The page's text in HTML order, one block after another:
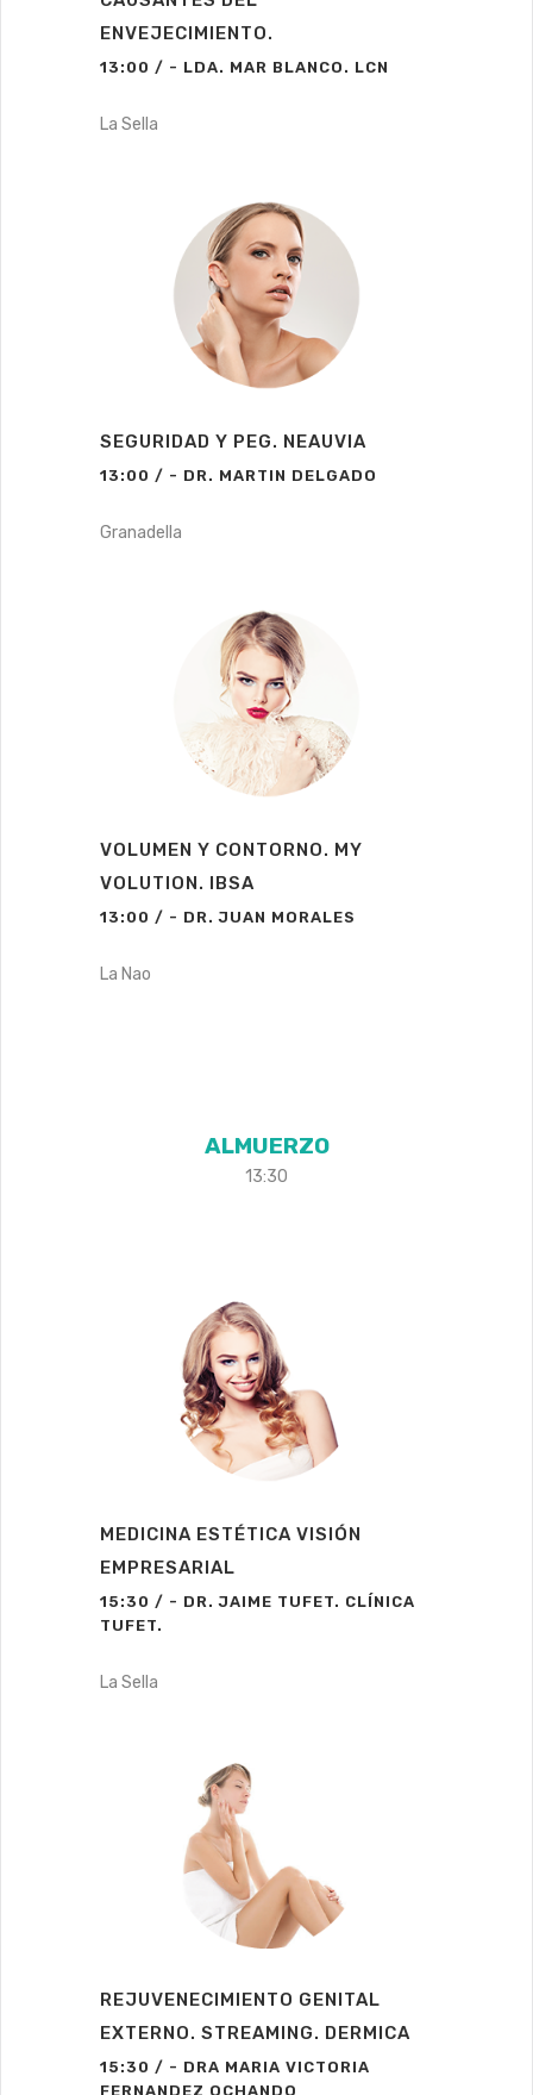
ENVEJECIMIENTO.
13:00 / - LDA. MAR BLANCO. LCN
La Sella
SEGURIDAD Y PEG. NEAUVIA
13:00 / - DR. MARTIN DELGADO
Granadella
VOLUMEN Y CONTORNO. MY
VOLUTION. IBSA
13:00 / - DR. JUAN MORALES
La Nao
ALMUERZO
13:30
MEDICINA ESTÉTICA VISIÓN
EMPRESARIAL
15:30 / - DR. JAIME TUFET. CLÍNICA
TUFET.
La Sella
REJUVENECIMIENTO GENITAL
EXTERNO. STREAMING. DERMICA
15:30 / - DRA MARIA VICTORIA
FERNANDEZ OCHANDO